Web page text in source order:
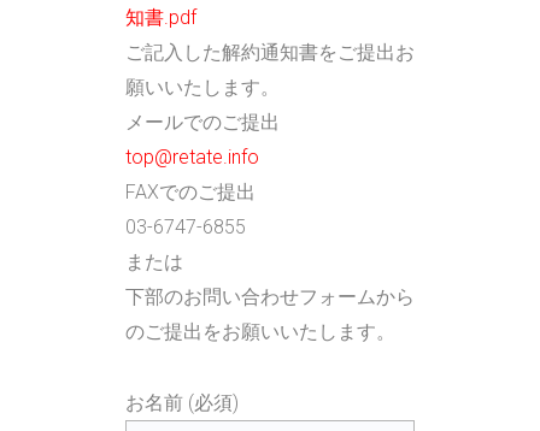
知書.pdf
ご記入した解約通知書をご提出お
願いいたします。
メールでのご提出
top@retate.info
FAXでのご提出
03-6747-6855
または
下部のお問い合わせフォームから
のご提出をお願いいたします。
お名前 (必須)